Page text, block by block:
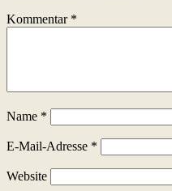
Kommentar *
Name *
E-Mail-Adresse *
Website